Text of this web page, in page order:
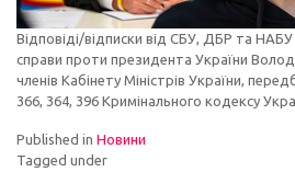
Відповіді/відписки від СБУ, ДБР та
справи проти президента України
членів Кабінету Міністрів України,
366, 364, 396 Кримінального кодексу
Published in Новини
Tagged under